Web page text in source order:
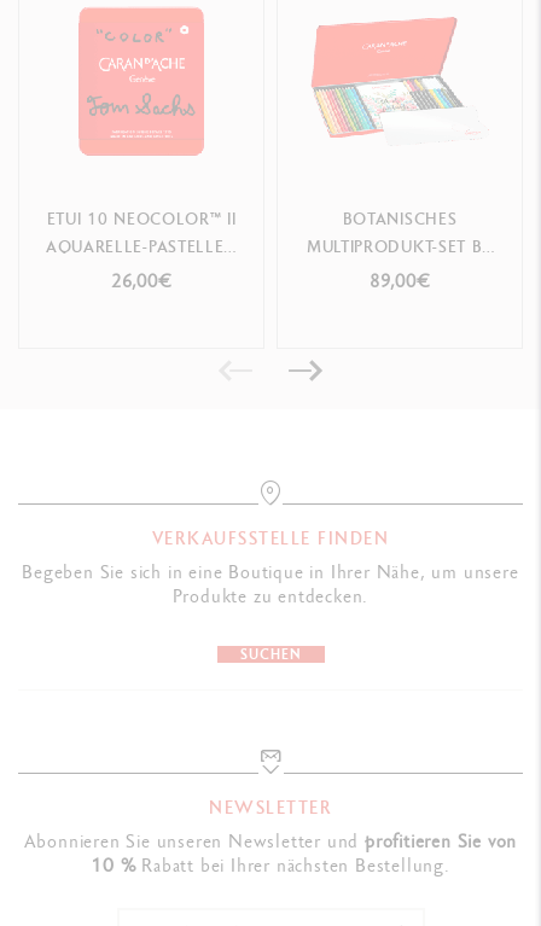
ETUI 10 NEOCOLOR™ II
AQUARELLE-PASTELLEN
TOM SACHS –
26,00€
BOTANISCHES
MULTIPRODUKT-SET BY
JULIE THOMAS + 1
89,00€
VERKAUFSSTELLE FINDEN
Begeben Sie sich in eine Boutique in Ihrer Nähe, um unsere
Produkte zu entdecken.
SUCHEN
NEWSLETTER
Abonnieren Sie unseren Newsletter undprofitieren Sie von
10 %Rabatt bei Ihrer nächsten Bestellung.